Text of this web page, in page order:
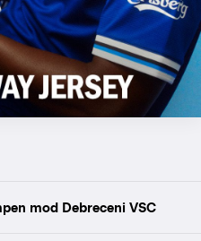
mod Debreceni VSC